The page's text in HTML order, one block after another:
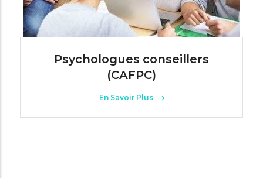
Psychologues conseillers
(CAFPC)
En Savoir Plus